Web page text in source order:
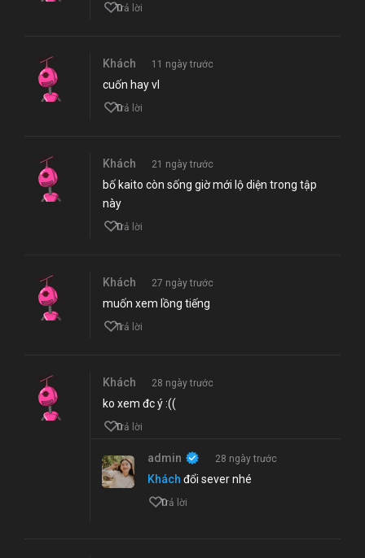
0
Trả lời
Khách 11 ngày trước
cuốn hay vl
0
Trả lời
Khách 21 ngày trước
bố kaito còn sống giờ mới lộ diện trong tập
này
0
Trả lời
Khách 27 ngày trước
muốn xem lồng tiếng
1
Trả lời
Khách 28 ngày trước
ko xem đc ý :((
0
Trả lời
admin 28 ngày trước
Khách đổi sever nhé
0
Trả lời